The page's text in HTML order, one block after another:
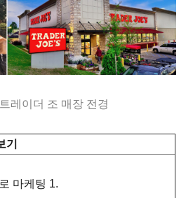
레이더 조 매장 전경
기
마케팅 1.